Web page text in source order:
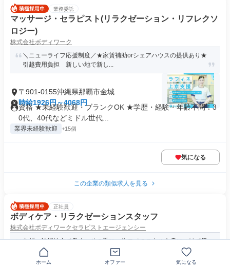
業務委託
マッサージ・セラピスト(リラクゼーション・リフレクソ
ロジー)
株式会社ボディワーク
＼ニューライフ応援制度／★家賃補助orシェアハウスの提供あり★
引越費用負担 新しい地で新し...
〒901-0155沖縄県那覇市金城
時給1926円～4068円
資格 ★未経験歓迎・ブランクOK ★学歴・経験・年齢不問！3
0代、40代などミドル世代...
業界未経験歓迎 +15個
気になる
この企業の類似求人を見る
正社員
ボディケア・リラクゼーションスタッフ
株式会社ボディワークセラピストエージェンシー
九州・沖縄地方で働く。その手に一生モノのスキルを身につけて活
躍してみませんか。
ホーム オファー 気になる